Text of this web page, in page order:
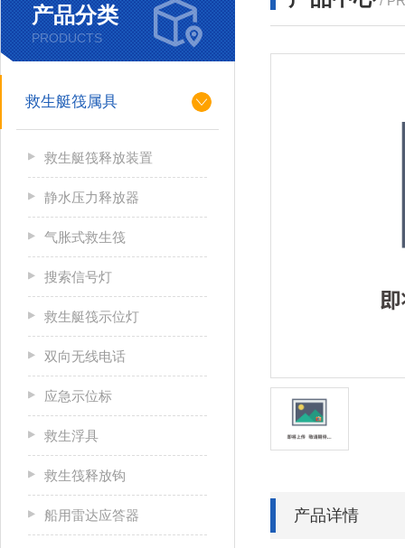
产品分类
PRODUCTS
救生艇筏属具
救生艇筏释放装置
静水压力释放器
气胀式救生筏
搜索信号灯
救生艇筏示位灯
双向无线电话
应急示位标
救生浮具
救生筏释放钩
船用雷达应答器 产品详情